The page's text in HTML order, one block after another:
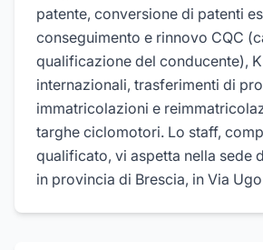
patente, conversione di patenti
conseguimento e rinnovo CQC
qualificazione del conducente),
internazionali, trasferimenti di
immatricolazioni e
targhe ciclomotori. Lo staff,
qualificato, vi aspetta nella sede
in provincia di Brescia, in Via